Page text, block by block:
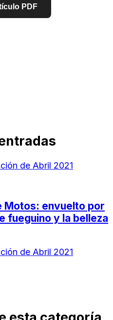
PDF
Motos: envuelto por
fueguino y la belleza